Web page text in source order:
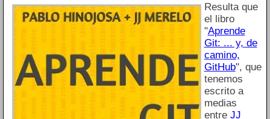
Resulta que
el libro
"Aprende
Git: ... y, de
camino,
GitHub", que
tenemos
escrito a
medias
entre JJ